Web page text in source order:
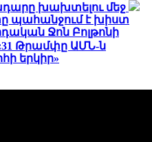
խախտելու մեջ
պահանջում է խիստ
Ջոն Բոլթոնի
Թրամփը ԱՄՆ-ն
երկիր»